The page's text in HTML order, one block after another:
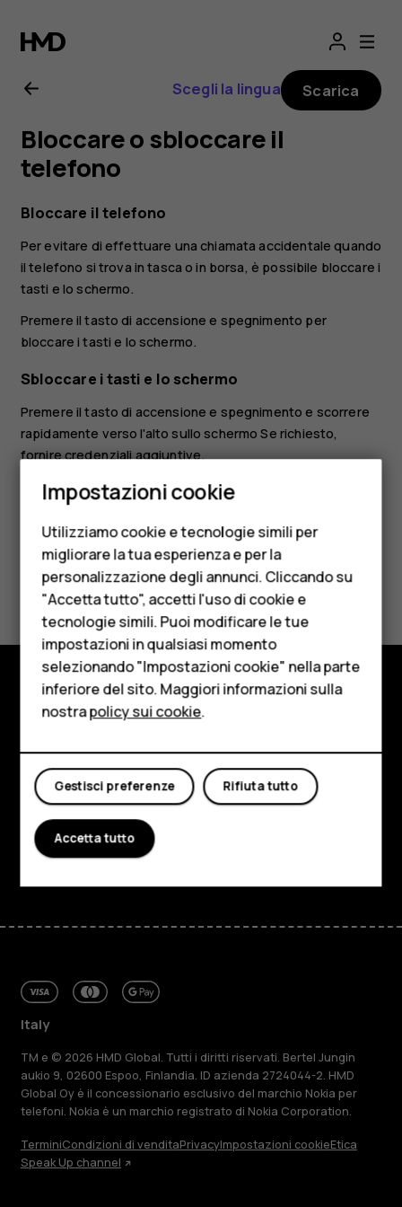
Manuale
d’uso
del
Nokia
2.1
Smartphone
Cellulari
Telefoni per anziani
Accessori
HMD Terra M
Per le imprese
Tablet
Negozio
Il mio account
Scegli la lingua Scarica
Bloccare o sbloccare il
telefono
Bloccare il telefono
Per evitare di effettuare una chiamata accidentale quando
il telefono si trova in tasca o in borsa, è possibile bloccare i
tasti e lo schermo.
Premere il tasto di accensione e spegnimento per
bloccare i tasti e lo schermo.
Sbloccare i tasti e lo schermo
Premere il tasto di accensione e spegnimento e scorrere
rapidamente verso l'alto sullo schermo Se richiesto,
fornire credenziali aggiuntive.
Ti è stato d'aiuto?
Sì No
Negozio
Planet and people
Assistenza
FacebookInstagram
Tiktok
Italy
TM e © 2026 HMD Global. Tutti i diritti riservati. Bertel Jungin
aukio 9, 02600 Espoo, Finlandia. ID azienda 2724044-2. HMD
Global Oy è il concessionario esclusivo del marchio Nokia per
telefoni. Nokia è un marchio registrato di Nokia Corporation.
TerminiCondizioni di venditaPrivacyImpostazioni cookieEtica
Speak Up channel
Impostazioni cookie
Utilizziamo cookie e tecnologie simili per
migliorare la tua esperienza e per la
personalizzazione degli annunci. Cliccando su
"Accetta tutto", accetti l'uso di cookie e
tecnologie simili. Puoi modificare le tue
impostazioni in qualsiasi momento
selezionando "Impostazioni cookie" nella parte
inferiore del sito. Maggiori informazioni sulla
nostrapolicy sui cookie.
Rifiuta tutto
Gestisci preferenze
Accetta tutto